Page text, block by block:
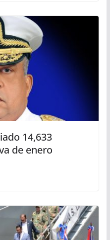
14,633
de enero